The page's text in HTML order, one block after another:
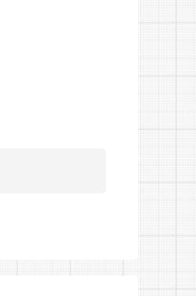
正在接受纪律审
交应聘资料，应